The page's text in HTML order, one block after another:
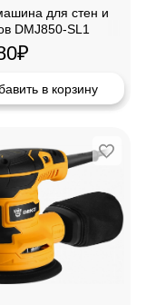
для стен и
DMJ850-SL1
₽
в корзину